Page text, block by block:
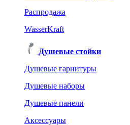
Распродажа
WasserKraft
Душевые стойки
Душевые гарнитуры
Душевые наборы
Душевые панели
Аксессуары